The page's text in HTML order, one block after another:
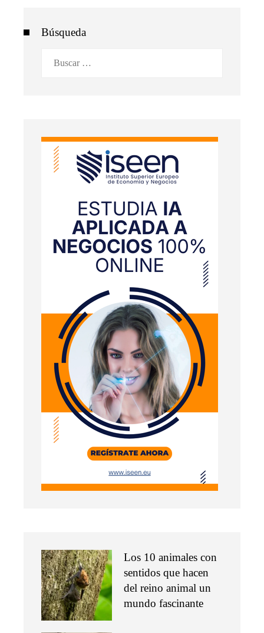
Búsqueda
Los 10 animales con
sentidos que hacen
del reino animal un
mundo fascinante